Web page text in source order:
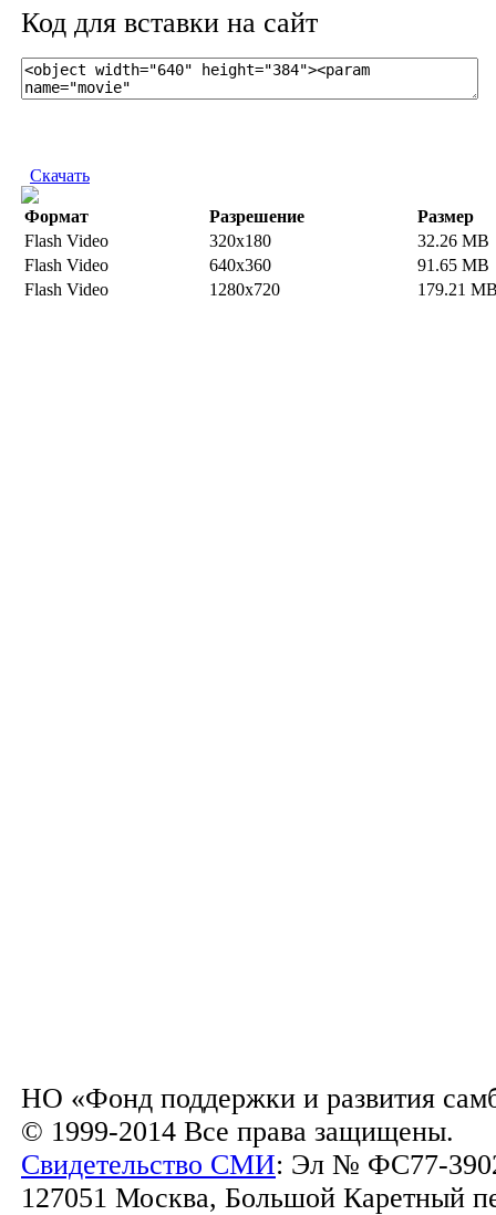
Код для вставки на сайт
Скачать
Формат Разрешение
Размер
Flash Video
320x180
32.26 MB
Flash Video
640x360
91.65 MB
Flash Video
1280x720 179.21
НО «Фонд поддержки и развития
© 1999-2014 Все права защищены.
Свидетельство СМИ: Эл № ФС77-
127051 Москва, Большой Каретный